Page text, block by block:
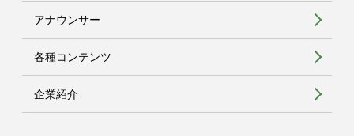
アナウンサー
各種コンテンツ
企業紹介